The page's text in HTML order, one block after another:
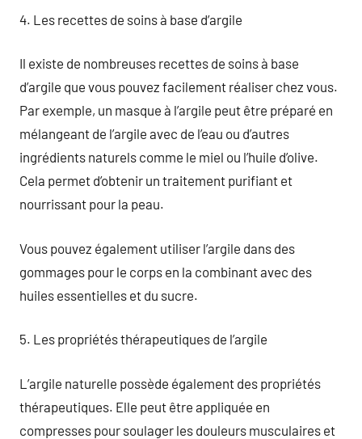
4. Les recettes de soins à base d’argile
Il existe de nombreuses recettes de soins à base
d’argile que vous pouvez facilement réaliser chez vous.
Par exemple, un masque à l’argile peut être préparé en
mélangeant de l’argile avec de l’eau ou d’autres
ingrédients naturels comme le miel ou l’huile d’olive.
Cela permet d’obtenir un traitement purifiant et
nourrissant pour la peau.
Vous pouvez également utiliser l’argile dans des
gommages pour le corps en la combinant avec des
huiles essentielles et du sucre.
5. Les propriétés thérapeutiques de l’argile
L’argile naturelle possède également des propriétés
thérapeutiques. Elle peut être appliquée en
compresses pour soulager les douleurs musculaires et